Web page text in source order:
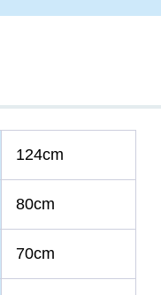
124cm
80cm
70cm